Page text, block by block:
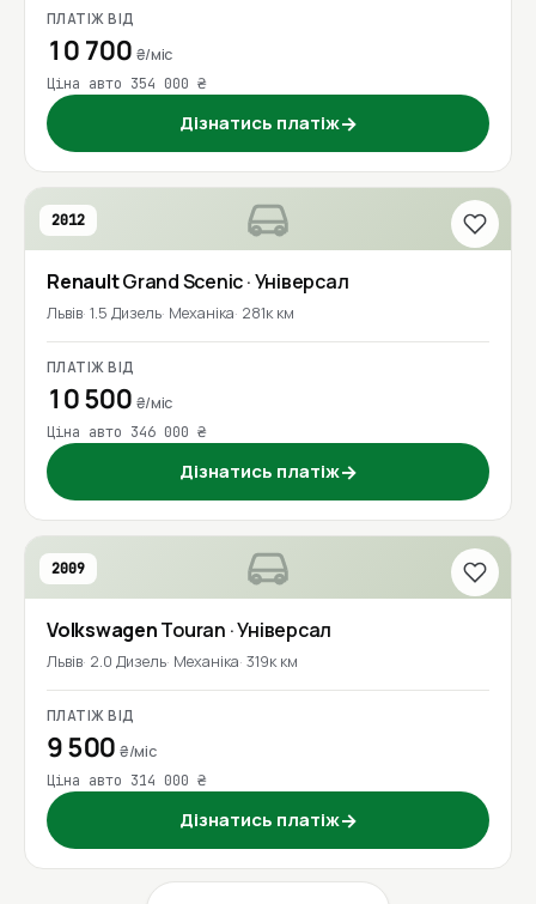
ПЛАТІЖ ВІД
10 700 ₴/міс
Ціна авто 354 000 ₴
Дізнатись платіж→
2012
RenaultGrand Scenic· Універсал
Львів 1.5 Дизель Механіка 281к км
ПЛАТІЖ ВІД
10 500 ₴/міс
Ціна авто 346 000 ₴
Дізнатись платіж→
2009
VolkswagenTouran · Універсал
Львів 2.0 Дизель Механіка 319к км
ПЛАТІЖ ВІД
9 500₴/міс
Ціна авто 314 000 ₴
Дізнатись платіж→